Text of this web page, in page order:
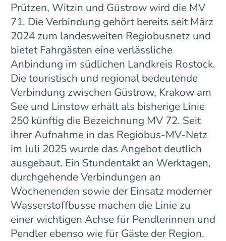
Prützen, Witzin und Güstrow wird die MV
71. Die Verbindung gehört bereits seit März
2024 zum landesweiten Regiobusnetz und
bietet Fahrgästen eine verlässliche
Anbindung im südlichen Landkreis Rostock.
Die touristisch und regional bedeutende
Verbindung zwischen Güstrow, Krakow am
See und Linstow erhält als bisherige Linie
250 künftig die Bezeichnung MV 72. Seit
ihrer Aufnahme in das Regiobus-MV-Netz
im Juli 2025 wurde das Angebot deutlich
ausgebaut. Ein Stundentakt an Werktagen,
durchgehende Verbindungen an
Wochenenden sowie der Einsatz moderner
Wasserstoffbusse machen die Linie zu
einer wichtigen Achse für Pendlerinnen und
Pendler ebenso wie für Gäste der Region.